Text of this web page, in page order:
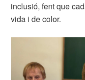
inclusió, fent que
vida i de color.